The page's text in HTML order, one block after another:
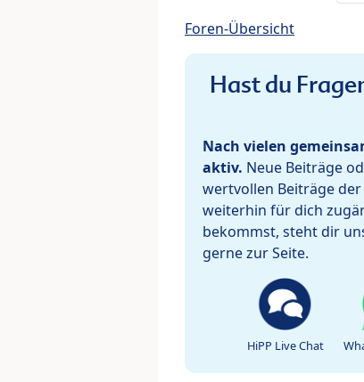
Foren-Übersicht
Hast du
Nach vielen
aktiv. Neue Beiträge
wertvollen Beiträge
weiterhin für dich
bekommst, steht dir
gerne zur Seite.
HiPP Live Chat